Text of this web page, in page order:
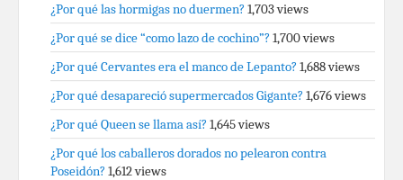
¿Por qué las hormigas no duermen? 1,703 views
¿Por qué se dice “como lazo de cochino”? 1,700 views
¿Por qué Cervantes era el manco de Lepanto? 1,688 views
¿Por qué desapareció supermercados Gigante? 1,676 views
¿Por qué Queen se llama así? 1,645 views
¿Por qué los caballeros dorados no pelearon contra
Poseidón? 1,612 views